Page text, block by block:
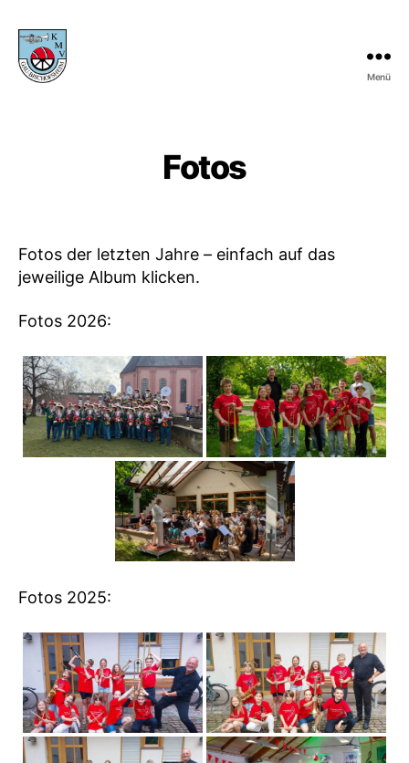
Menü
Fotos
Fotos der letzten Jahre – einfach auf das
jeweilige Album klicken.
Fotos 2026:
Fotos 2025: